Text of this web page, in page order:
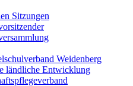
Sitzungen
Weidenberg
ländliche Entwicklung